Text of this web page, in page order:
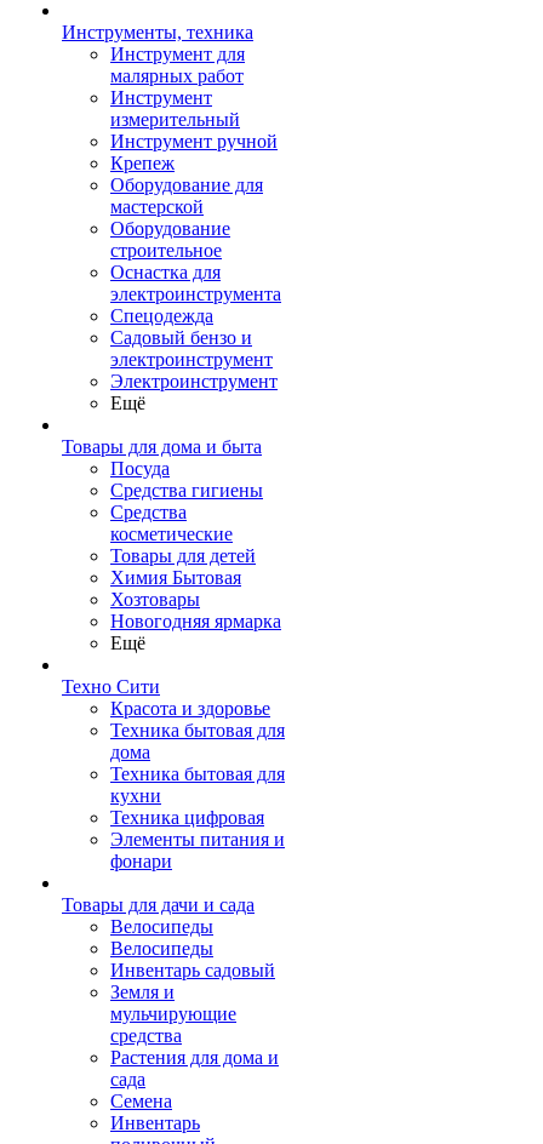
Инструменты, техника
Инструмент для
малярных работ
Инструмент
измерительный
Инструмент ручной
Крепеж
Оборудование для
мастерской
Оборудование
строительное
Оснастка для
электроинструмента
Спецодежда
Садовый бензо и
электроинструмент
Электроинструмент
Ещё
Товары для дома и быта
Посуда
Средства гигиены
Средства
косметические
Товары для детей
Химия Бытовая
Хозтовары
Новогодняя ярмарка
Ещё
Техно Сити
Красота и здоровье
Техника бытовая для
дома
Техника бытовая для
кухни
Техника цифровая
Элементы питания и
фонари
Товары для дачи и сада
Велосипеды
Велосипеды
Инвентарь садовый
Земля и
мульчирующие
средства
Растения для дома и
сада
Семена
Инвентарь